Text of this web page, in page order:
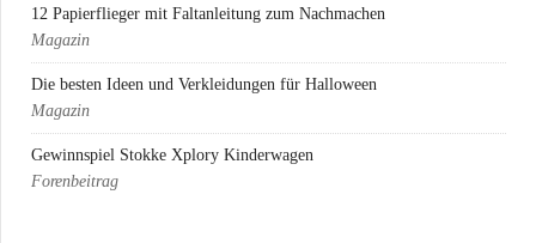
12 Papierflieger mit Faltanleitung zum Nachmachen
Magazin
Die besten Ideen und Verkleidungen für Halloween
Magazin
Gewinnspiel Stokke Xplory Kinderwagen
Forenbeitrag